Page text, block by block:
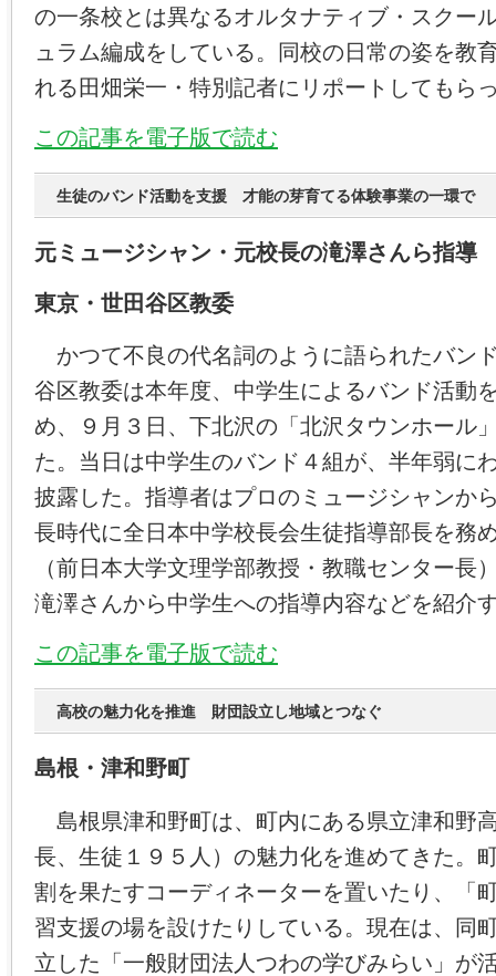
の一条校とは異なるオルタナティブ・スクー
ュラム編成をしている。同校の日常の姿を教
れる田畑栄一・特別記者にリポートしてもら
この記事を電子版で読む
生徒のバンド活動を支援 才能の芽育てる体験事業の一環で
元ミュージシャン・元校長の滝澤さんら指導
東京・世田谷区教委
かつて不良の代名詞のように語られたバン
谷区教委は本年度、中学生によるバンド活動
め、９月３日、下北沢の「北沢タウンホール
た。当日は中学生のバンド４組が、半年弱に
披露した。指導者はプロのミュージシャンか
長時代に全日本中学校長会生徒指導部長を務
（前日本大学文理学部教授・教職センター長
滝澤さんから中学生への指導内容などを紹介
この記事を電子版で読む
高校の魅力化を推進 財団設立し地域とつなぐ
島根・津和野町
島根県津和野町は、町内にある県立津和野
長、生徒１９５人）の魅力化を進めてきた。
割を果たすコーディネーターを置いたり、「
習支援の場を設けたりしている。現在は、同
立した「一般財団法人つわの学びみらい」が